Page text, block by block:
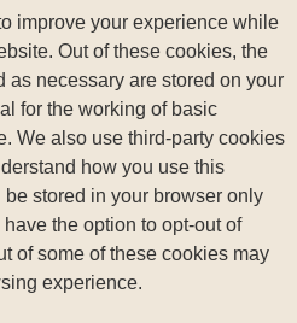
improve your experience while
Out of these cookies, the
as necessary are stored on your
for the working of basic
We also use third-party cookies
how you use this
stored in your browser only
the option to opt-out of
of some of these cookies may
experience.